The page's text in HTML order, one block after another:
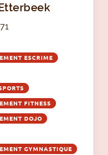
ESCRIME
FITNESS
DOJO
GYMNASTIQUE